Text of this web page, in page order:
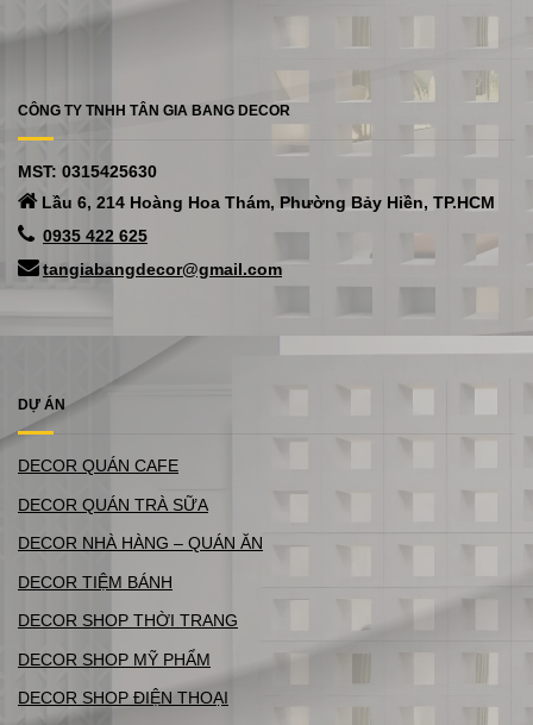
CÔNG TY TNHH TÂN GIA BANG DECOR
MST: 0315425630
Lầu 6, 214 Hoàng Hoa Thám, Phường Bảy Hiền, TP.HCM
0935 422 625
tangiabangdecor@gmail.com
DỰ ÁN
DECOR QUÁN CAFE
DECOR QUÁN TRÀ SỮA
DECOR NHÀ HÀNG – QUÁN ĂN
DECOR TIỆM BÁNH
DECOR SHOP THỜI TRANG
DECOR SHOP MỸ PHẨM
DECOR SHOP ĐIỆN THOẠI